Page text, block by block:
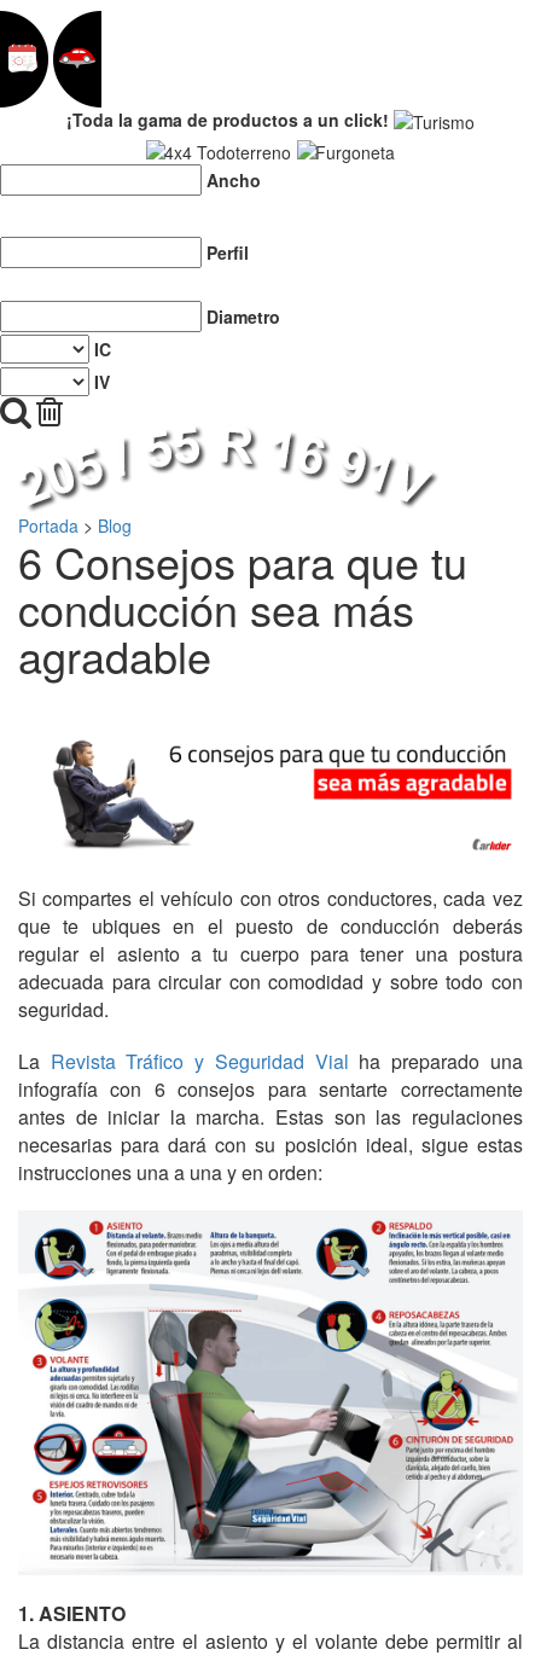
¡Toda la gama de productos a un click!
Ancho
Perfil
Diametro
IC
IV
Portada > Blog
6 Consejos para que tu
conducción sea más
agradable
Si compartes el vehículo con otros conductores, cada vez
que te ubiques en el puesto de conducción deberás
regular el asiento a tu cuerpo para tener una postura
adecuada para circular con comodidad y sobre todo con
seguridad.
La Revista Tráfico y Seguridad Vial ha preparado una
infografía con 6 consejos para sentarte correctamente
antes de iniciar la marcha. Estas son las regulaciones
necesarias para dará con su posición ideal, sigue estas
instrucciones una a una y en orden:
1. ASIENTO
La distancia entre el asiento y el volante debe permitir al